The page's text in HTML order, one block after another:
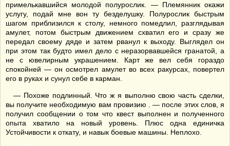
примелькавшийся молодой полурослик. — Племянник окажи
услугу, подай мне вон ту безделушку. Полурослик быстрым
шагом приблизился к столу, немного помедлил, разглядывая
амулет, потом быстрым движением схватил его и сразу же
передал своему дяде и затем рванул к выходу. Выглядел он
при этом так будто имел дело с неразорвавшейся гранатой, а
не с ювелирным украшением. Карт же вел себя гораздо
спокойней — он осмотрел амулет во всех ракурсах, повертел
его в руках и сунул себе в карман.
— Похоже подлинный. Что ж я выполню свою часть сделки,
вы получите необходимую вам провизию . — после этих слов, я
получил сообщении о том что квест выполнен и полученного
опыта хватило на новый уровень. Плюс одна единичка
Устойчивости к откату, и навык боевые машины. Неплохо.